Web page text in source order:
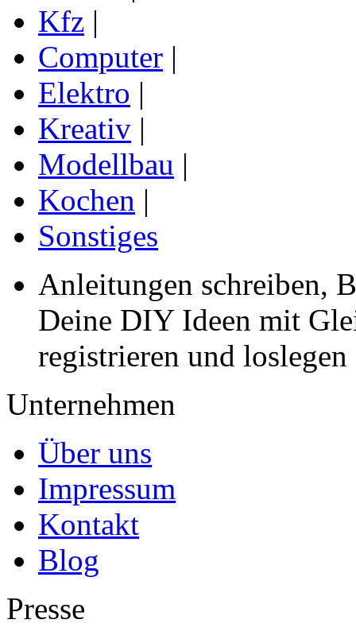
Kfz |
Computer |
Elektro |
Kreativ |
Modellbau |
Kochen |
Sonstiges
Anleitungen schreiben,
Deine DIY Ideen mit
registrieren und loslegen
Unternehmen
Über uns
Impressum
Kontakt
Blog
Presse